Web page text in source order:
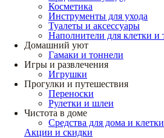
Косметика
Инструменты для ухода
Туалеты и аксессуары
Наполнители для клетки и
Домашний уют
Гамаки и тоннели
Игры и развлечения
Игрушки
Прогулки и путешествия
Переноски
Рулетки и шлеи
Чистота в доме
Средства для дома и клетки
Акции и скидки